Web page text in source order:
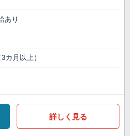
あり
カ月以上）
詳しく見る